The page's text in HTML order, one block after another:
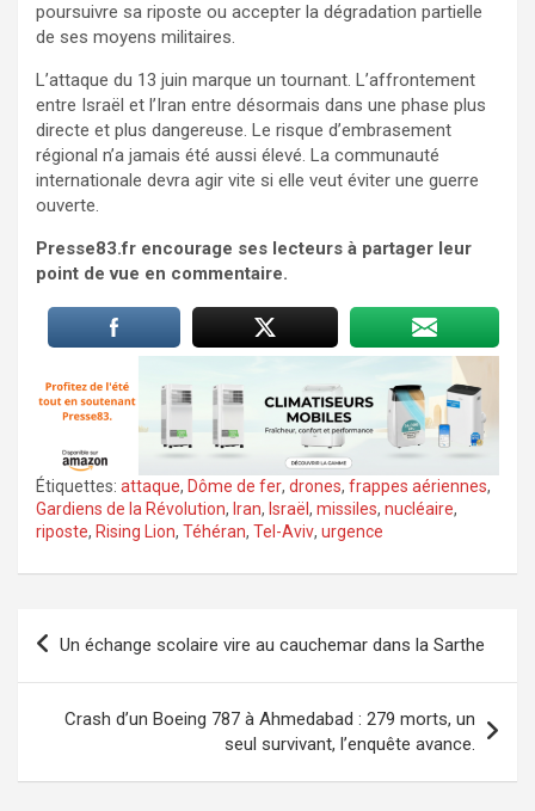
poursuivre sa riposte ou accepter la dégradation partielle
de ses moyens militaires.
L’attaque du 13 juin marque un tournant. L’affrontement
entre Israël et l’Iran entre désormais dans une phase plus
directe et plus dangereuse. Le risque d’embrasement
régional n’a jamais été aussi élevé. La communauté
internationale devra agir vite si elle veut éviter une guerre
ouverte.
Presse83.fr encourage ses lecteurs à partager leur
point de vue en commentaire.
Étiquettes: attaque, Dôme de fer, drones, frappes aériennes,
Gardiens de la Révolution, Iran, Israël , missiles, nucléaire,
riposte, Rising Lion, Téhéran, Tel-Aviv, urgence
Navigation
Un échange scolaire vire au cauchemar dans la Sarthe
Crash d’un Boeing 787 à Ahmedabad : 279 morts, un
seul survivant, l’enquête avance.